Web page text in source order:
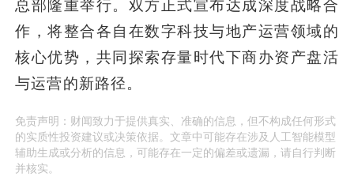
总部隆重举行。双方正式宣布达成深度战略合
作，将整合各自在数字科技与地产运营领域的
核心优势，共同探索存量时代下商办资产盘活
与运营的新路径。
免责声明：财闻致力于提供真实、准确的信息，但不构成任何形式
的实质性投资建议或决策依据。文章中可能存在涉及人工智能模型
辅助生成或分析的信息，可能存在一定的偏差或遗漏，请自行判断
并核实。